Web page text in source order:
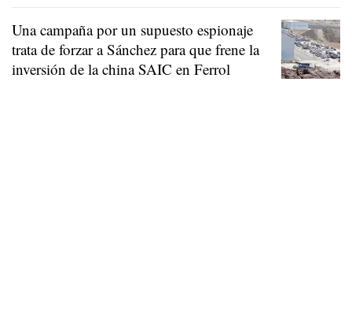
Una campaña por un supuesto espionaje
trata de forzar a Sánchez para que frene la
inversión de la china SAIC en Ferrol